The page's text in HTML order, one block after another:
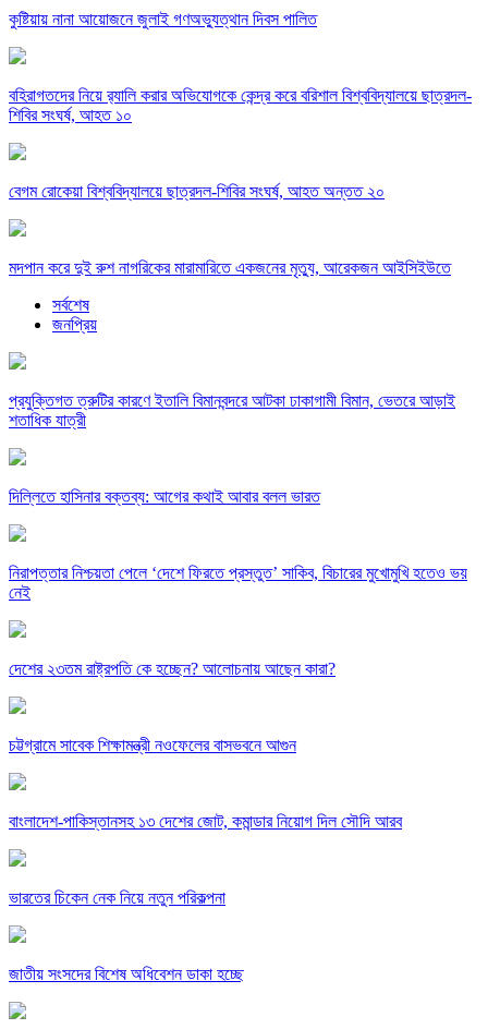
কুষ্টিয়ায় নানা আয়োজনে জুলাই গণঅভ্যুত্থান দিবস পালিত
বহিরাগতদের নিয়ে র‍্যালি করার অভিযোগকে কেন্দ্র করে বরিশাল বিশ্ববিদ্যালয়ে ছাত্রদল-
শিবির সংঘর্ষ, আহত ১০
বেগম রোকেয়া বিশ্ববিদ্যালয়ে ছাত্রদল-শিবির সংঘর্ষ, আহত অন্তত ২০
মদপান করে দুই রুশ নাগরিকের মারামারিতে একজনের মৃত্যু, আরেকজন আইসিইউতে
সর্বশেষ
জনপ্রিয়
প্রযুক্তিগত ত্রুটির কারণে ইতালি বিমানবন্দরে আটকা ঢাকাগামী বিমান, ভেতরে আড়াই
শতাধিক যাত্রী
দিল্লিতে হাসিনার বক্তব্য: আগের কথাই আবার বলল ভারত
নিরাপত্তার নিশ্চয়তা পেলে ‘দেশে ফিরতে প্রস্তুত’ সাকিব, বিচারের মুখোমুখি হতেও ভয়
নেই
দেশের ২৩তম রাষ্ট্রপতি কে হচ্ছেন? আলোচনায় আছেন কারা?
চট্টগ্রামে সাবেক শিক্ষামন্ত্রী নওফেলের বাসভবনে আগুন
বাংলাদেশ-পাকিস্তানসহ ১৩ দেশের জোট, কমান্ডার নিয়োগ দিল সৌদি আরব
ভারতের চিকেন নেক নিয়ে নতুন পরিকল্পনা
জাতীয় সংসদের বিশেষ অধিবেশন ডাকা হচ্ছে